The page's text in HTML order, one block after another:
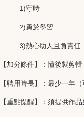
1)守時
2)勇於學習
3)熱心助人且負責任
【加分條件】：懂後製剪輯
【聘用時長】：最少一年（
【重點提醒】：須提供作